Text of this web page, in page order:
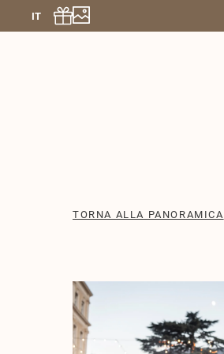
IT
TORNA ALLA PANORAMICA